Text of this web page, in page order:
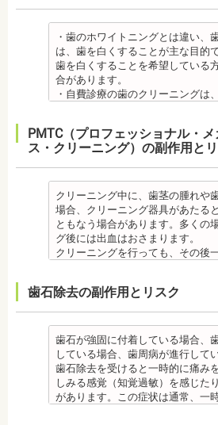
新潟大学医歯学総合病院にて研修
都内歯科医院にて勤務
・歯のホワイトニングとは違い、
は、歯を白くすることが主な目的
歯を白くすることを希望している
合があります。
・自費診療の歯のクリーニングは
・歯のクリーニングは、歯科医院
ニング」と書いているところと「
るところがあります。PMTCは専
るのに対し、クリーニングは歯科
石を落とすスケーリングの場合や
るので、事前に内容を確認される
監修医情報 医療法人社団日坂
宏先生
【プロフィール】
歯学博士（口腔外科学）
事
PMTC（プロフェッショナル・
ス・クリーニング）の副作用と
クリーニング中に、歯茎の腫れや
場合、クリーニング器具があたる
ともなう場合があります。多くの
グ後には出血はおさまります。
クリーニングを行っても、その後
す。また、歯科のクリーニングだ
周病の予防にはなりません。
毎日のブラッシングなどは継続し
ます。 備考 自宅で、歯磨きをして
との出来ない汚れや、歯石の元と
フィルムを歯科で専門の機器・技
る技術です。
クリーニング後にフッ素塗布を行
歯石除去の副作用とリスク
歯石が強固に付着している場合、
している場合、歯周病が進行して
歯石除去を受けると一時的に痛み
しみる感覚（知覚過敏）を感じた
があります。この症状は通常、一